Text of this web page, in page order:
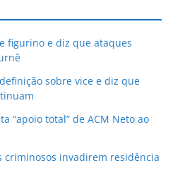
figurino e diz que ataques
sobre vice e diz que
“apoio total” de ACM Neto ao
criminosos invadirem residência